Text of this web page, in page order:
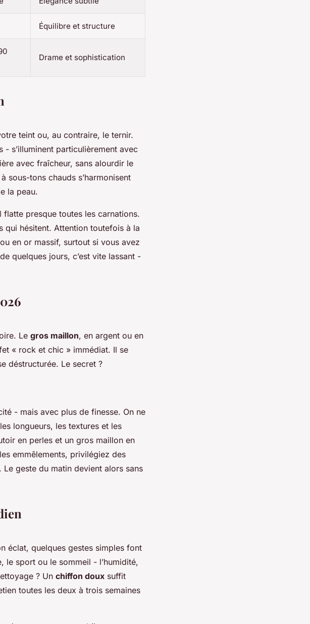
Équilibre et structure
Drame et sophistication
teint ou, au contraire, le ternir.
s’illuminent particulièrement avec
avec fraîcheur, sans alourdir le
sous-tons chauds s’harmonisent
la peau.
presque toutes les carnations.
qui hésitent. Attention toutefois à la
ou en or massif, surtout si vous avez
quelques jours, c’est vite lassant -
Le gros maillon, en argent ou en
« rock et chic » immédiat. Il se
déstructurée. Le secret ?
- mais avec plus de finesse. On ne
longueurs, les textures et les
en perles et un gros maillon en
emmêlements, privilégiez des
geste du matin devient alors sans
éclat, quelques gestes simples font
le sport ou le sommeil - l’humidité,
? Un chiffon doux suffit
toutes les deux à trois semaines